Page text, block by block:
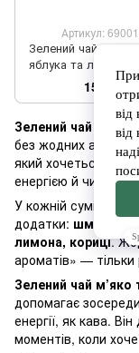
Артикул:
Зелений чай зі
яблука та лимона
мрія", 50 г ТМ
159 грн
Зелений чай
— це
без жодних
який хочеться
енергією й чистим
У кожній суміші —
додатки: шматочки
лимона, кориці.
ароматів» — тільки
Зелений чай м’яко
допомагає
енергії, як кава.
моментів, коли